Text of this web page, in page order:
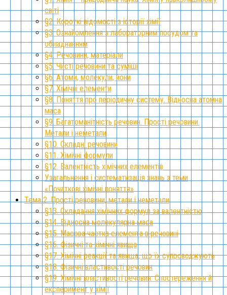
світі
§2. Короткі відомості з історії хімії
§3. Ознайомлення з лабораторним посудом та
обладнанням
§4. Речовини, матеріали
§5. Чисті речовини та суміші
§6. Атоми, молекули, йони
§7. Хімічні елементи
§8. Поняття про періодичну систему. Відносна атомна
маса
§9. Багатоманітність речовин. Прості речовини.
Метали і неметали
§10. Складні речовини
§11. Хімічні формули
§12. Валентність хімічних елементів
Узагальнення і систематизація знань з теми
«Початкові хімічні поняття»
Тема 2. Прості речовини, метали і неметали
§13. Складання хімічних формул за валентністю
§14. Відносна молекулярна маса
§15. Масова частка елемента в речовині
§16. Фізичні та хімічні явища
§17. Хімічні реакції та явища, що їх супроводжують
§18. Фізичні властивості речовин
§19. Хімічні властивості речовин. Спостереження й
експеримент у хімії